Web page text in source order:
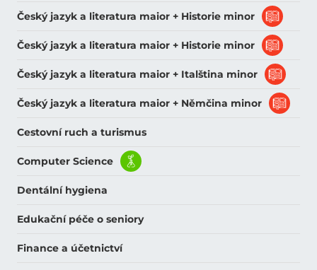
Český jazyk a literatura maior + Historie minor
Český jazyk a literatura maior + Historie minor
Český jazyk a literatura maior + Italština minor
Český jazyk a literatura maior + Němčina minor
Cestovní ruch a turismus
Computer Science
Dentální hygiena
Edukační péče o seniory
Finance a účetnictví